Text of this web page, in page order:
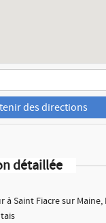
des directions
détaillée
Saint Fiacre sur Maine,